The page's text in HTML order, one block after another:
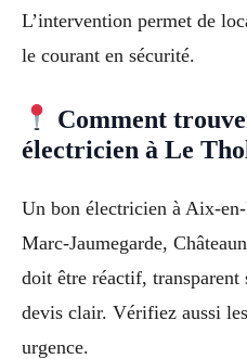
L’intervention permet de
le courant en sécurité.
Comment
électricien à Le
Un bon électricien à Aix-
Marc-Jaumegarde,
doit être réactif,
devis clair. Vérifiez aussi
urgence.